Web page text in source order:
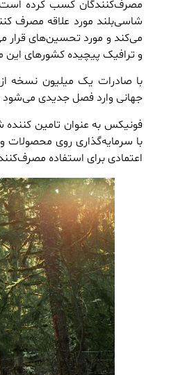
مصرف‌کنندگان کسب کرده است.
شاسی‌بلند مورد علاقه مصرف
می‌کند و مورد تحسین‌های قرار
و ترافیک پیچیده کشورهای این
جهانی وارد فصل جدیدی می‌شود
با سرمایه‌گذاری روی محصولات
اعتمادی برای استفاده